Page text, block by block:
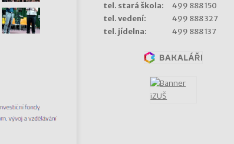
tel. stará škola:
499 888 150
tel. vedení:
499 888 327
tel. jídelna:
499 888 137